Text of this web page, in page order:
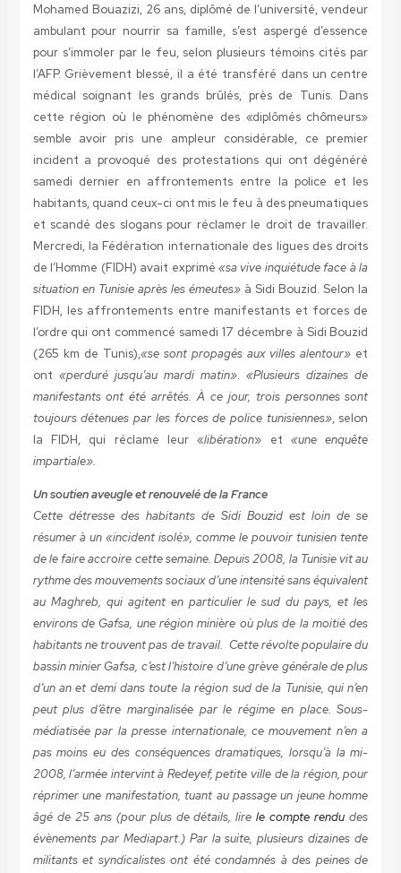
Mohamed Bouazizi, 26 ans, diplômé de l’université, vendeur
ambulant pour nourrir sa famille, s’est aspergé d’essence
pour s’immoler par le feu, selon plusieurs témoins cités par
l’AFP. Grièvement blessé, il a été transféré dans un centre
médical soignant les grands brûlés, près de Tunis. Dans
cette région où le phénomène des «diplômés chômeurs»
semble avoir pris une ampleur considérable, ce premier
incident a provoqué des protestations qui ont dégénéré
samedi dernier en affrontements entre la police et les
habitants, quand ceux-ci ont mis le feu à des pneumatiques
et scandé des slogans pour réclamer le droit de travailler.
Mercredi, la Fédération internationale des ligues des droits
de l’Homme (FIDH) avait exprimé «sa vive inquiétude face à la
situation en Tunisie après les émeutes» à Sidi Bouzid. Selon la
FIDH, les affrontements entre manifestants et forces de
l’ordre qui ont commencé samedi 17 décembre à Sidi Bouzid
(265 km de Tunis),«se sont propagés aux villes alentour» et
ont «perduré jusqu’au mardi matin».«Plusieurs dizaines de
manifestants ont été arrêtés. À ce jour, trois personnes sont
toujours détenues par les forces de police tunisiennes», selon
la FIDH, qui réclame leur «libération» et«une enquête
impartiale».
Un soutien aveugle et renouvelé de la France
Cette détresse des habitants de Sidi Bouzid est loin de se
résumer à un «incident isolé», comme le pouvoir tunisien tente
de le faire accroire cette semaine. Depuis 2008, la Tunisie vit au
rythme des mouvements sociaux d’une intensité sans équivalent
au Maghreb, qui agitent en particulier le sud du pays, et les
environs de Gafsa, une région minière où plus de la moitié des
habitants ne trouvent pas de travail. Cette révolte populaire du
bassin minier Gafsa, c’est l’histoire d’une grève générale de plus
d’un an et demi dans toute la région sud de la Tunisie, qui n’en
peut plus d’être marginalisée par le régime en place. Sous-
médiatisée par la presse internationale, ce mouvement n’en a
pas moins eu des conséquences dramatiques, lorsqu’à la mi-
2008, l’armée intervint à Redeyef, petite ville de la région, pour
réprimer une manifestation, tuant au passage un jeune homme
âgé de 25 ans (pour plus de détails, lirele compte rendu des
évènements par Mediapart.) Par la suite, plusieurs dizaines de
militants et syndicalistes ont été condamnés à des peines de